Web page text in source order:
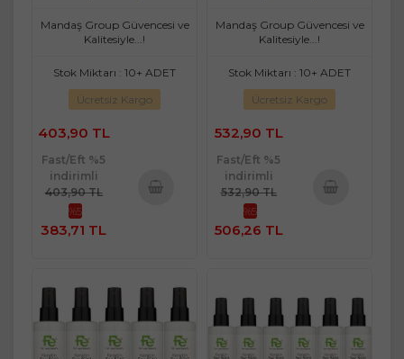
Mandaş Group Güvencesi ve
Kalitesiyle...!
Stok Miktarı : 10+ ADET
Ücretsiz Kargo
403,90 TL
Fast/Eft %5
indirimli
403,90 TL
%5
383,71 TL
Mandaş Group Güvencesi ve
Kalitesiyle...!
Stok Miktarı : 10+ ADET
Ücretsiz Kargo
532,90 TL
Fast/Eft %5
indirimli
532,90 TL
%5
506,26 TL